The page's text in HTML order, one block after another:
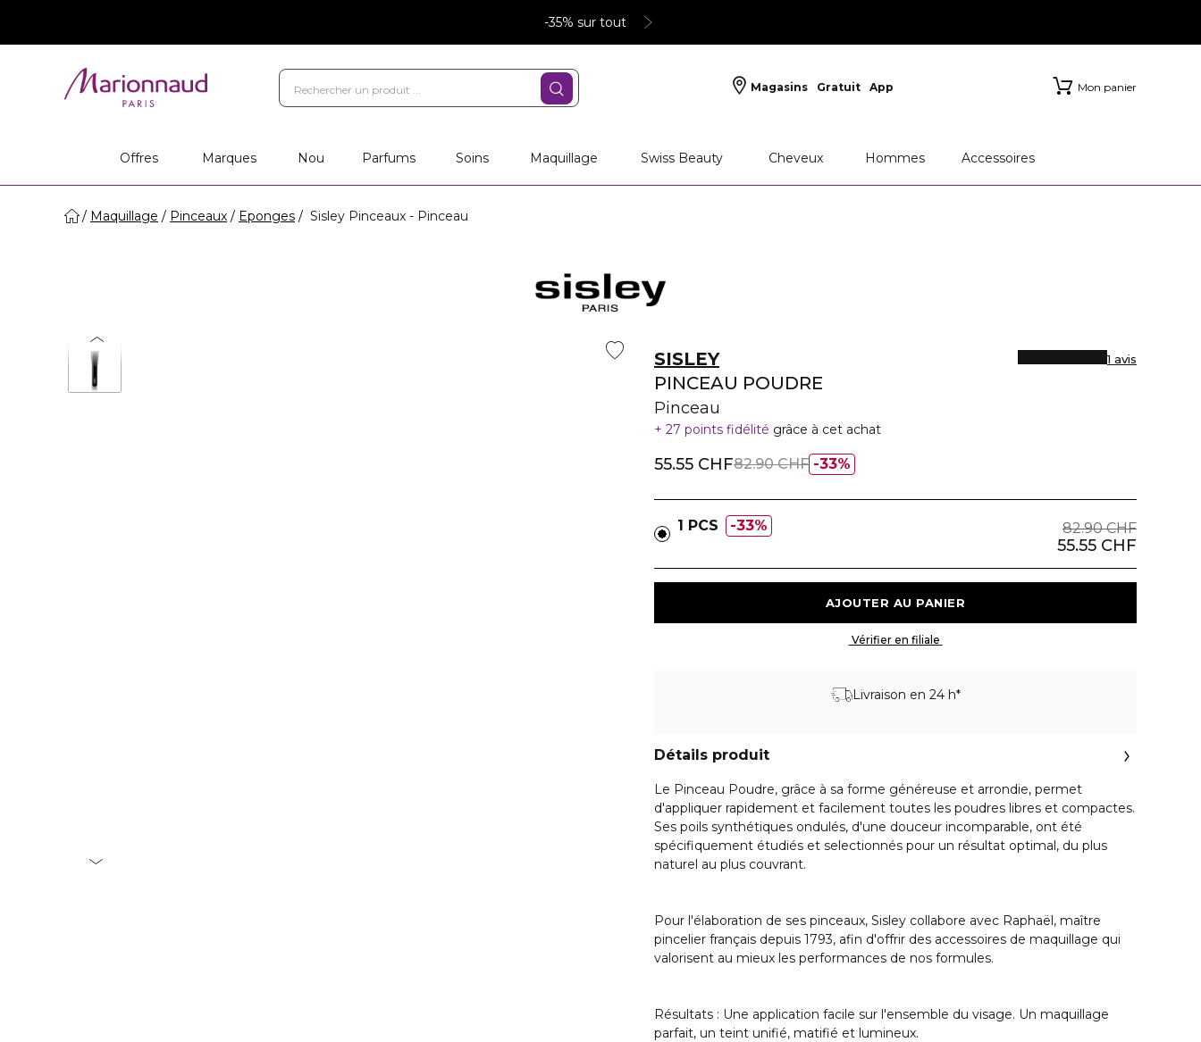
-35% sur tout
Magasins Gratuit App Mon panier
Offres
Marques Nou Parfums Soins Maquillage Swiss Beauty Cheveux Hommes Accessoires
Maquillage Pinceaux Eponges Sisley Pinceaux - Pinceau
SISLEY
PINCEAU POUDRE
Pinceau
1 avis
27 points fidélité grâce à cet achat
33%
55.55 CHF82.90 CHF
1 PCS 33% 82.90 CHF
55.55 CHF
Livraison en 24 h*
Détails produit
Le Pinceau Poudre, grâce à sa forme généreuse et arrondie, permet
d'appliquer rapidement et facilement toutes les poudres libres et compactes.
Ses poils synthétiques ondulés, d'une douceur incomparable, ont été
spécifiquement étudiés et selectionnés pour un résultat optimal, du plus
naturel au plus couvrant.
Pour l'élaboration de ses pinceaux, Sisley collabore avec Raphaël, maître
pincelier français depuis 1793, afin d'offrir des accessoires de maquillage qui
valorisent au mieux les performances de nos formules.
Résultats : Une application facile sur l'ensemble du visage. Un maquillage
parfait, un teint unifié, matifié et lumineux.